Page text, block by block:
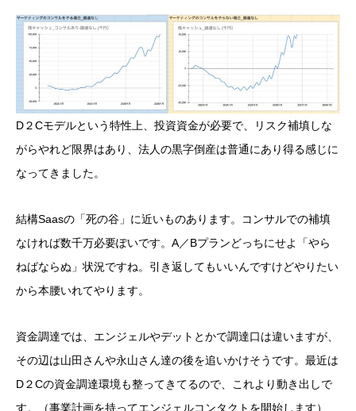
D２Cモデルという特性上、投資資金が必要で、リスク補填しな
がらやれど限界はあり、法人の黒字倒産は普通にあり得る感じに
なってきました。
結構Saasの「死の谷」に近いものあります。コンサルでの補填
なければ数千万必要ぽいです。A／Bプランどっちにせよ「やら
ねばならぬ」状況ですね。引き返してもいいんですけどやりたい
から本腰いれてやります。
資金調達では、エンジェルやデットとかで調達口は違いますが、
その辺は山田さんや永山さん達の後を追いかけそうです。最近は
D２Cの資金調達環境も整ってきてるので、これより動き出しで
す。（事業計画を持ってエンジェルコンタクトを開始します）